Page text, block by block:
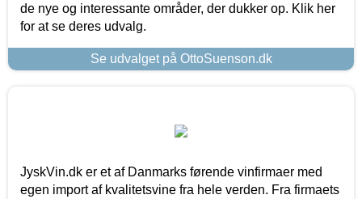
de nye og interessante områder, der dukker op. Klik her
for at se deres udvalg.
Se udvalget på OttoSuenson.dk
JyskVin.dk er et af Danmarks førende vinfirmaer med
egen import af kvalitetsvine fra hele verden. Fra firmaets